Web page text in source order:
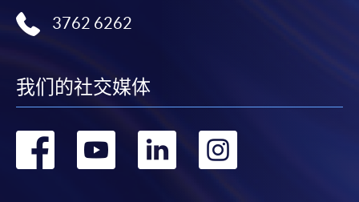
3762 6262
我们的社交媒体
转
转
转